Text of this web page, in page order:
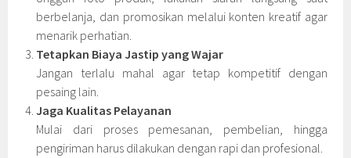
berbelanja, dan promosikan melalui konten kreatif agar
menarik perhatian.
Tetapkan Biaya Jastip yang Wajar
Jangan terlalu mahal agar tetap kompetitif dengan
pesaing lain.
Jaga Kualitas Pelayanan
Mulai dari proses pemesanan, pembelian, hingga
pengiriman harus dilakukan dengan rapi dan profesional.